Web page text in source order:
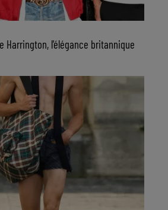
Harrington, l'élégance britannique